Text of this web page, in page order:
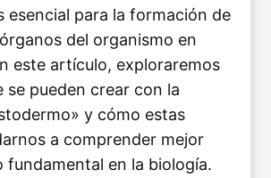
esencial para la formación de
del organismo en
este artículo, exploraremos
se pueden crear con la
y cómo estas
a comprender mejor
fundamental en la biología.